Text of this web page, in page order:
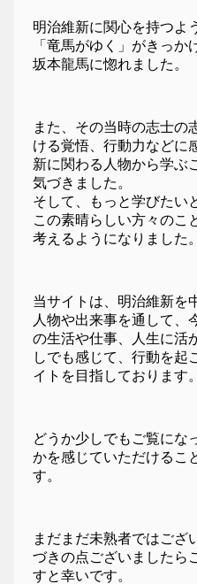
明治維新に関心を持つよ
「竜馬がゆく」がきっか
坂本龍馬に惚れました。
また、その当時の志士の
ける覚悟、行動力などに
新に関わる人物から学ぶ
気づきました。
そして、もっと学びたい
この素晴らしい方々のこ
考えるようになりました。
当サイトは、明治維新を
人物や出来事を通して、
の生活や仕事、人生に活
しでも感じて、行動を起
イトを目指しております。
どうか少しでもご覧にな
かを感じていただけるこ
す。
まだまだ未熟者ではござ
づきの点ございましたら
すと幸いです。